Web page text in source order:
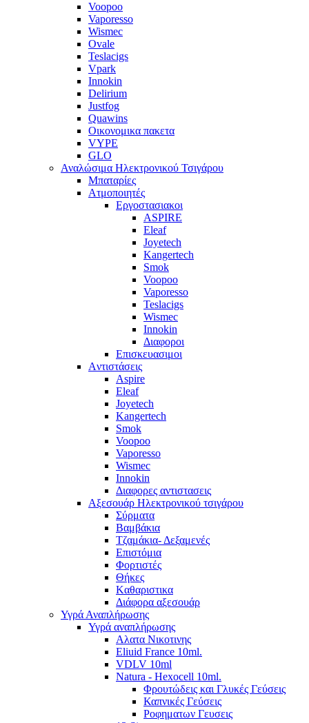
Voopoo
Vaporesso
Wismec
Ovale
Teslacigs
Vpark
Innokin
Delirium
Justfog
Quawins
Οικονομικα πακετα
VYPE
GLO
Αναλώσιμα Ηλεκτρονικού Τσιγάρου
Μπαταρίες
Ατμοποιητές
Εργοστασιακοι
ΑSPIRE
Eleaf
Joyetech
Kangertech
Smok
Voopoo
Vaporesso
Teslacigs
Wismec
Innokin
Διαφοροι
Επισκευασιμοι
Aντιστάσεις
Aspire
Eleaf
Joyetech
Kangertech
Smok
Voopoo
Vaporesso
Wismec
Ιnnokin
Διαφορες αντιστασεις
Αξεσουάρ Ηλεκτρονικού τσιγάρου
Σύρματα
Βαμβάκια
Τζαμάκια- Δεξαμενές
Επιστόμια
Φορτιστές
Θήκες
Kαθαριστικα
Διάφορα αξεσουάρ
Υγρά Αναπλήρωσης
Υγρά αναπλήρωσης
Aλατα Νικοτινης
Eliuid France 10ml.
VDLV 10ml
Natura - Hexocell 10ml.
Φρουτώδεις και Γλυκές Γεύσεις
Καπνικές Γεύσεις
Ροφηματων Γευσεις